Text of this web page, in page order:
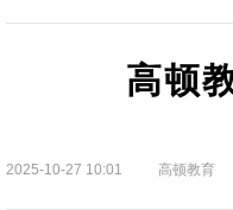
高顿
2025-10-27 10:01 高顿教育